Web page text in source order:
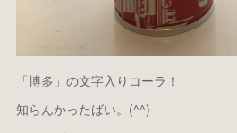
「博多」の文字入りコーラ！
知らんかったばい。(^^)